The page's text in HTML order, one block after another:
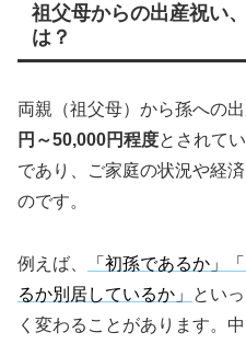
祖父母からの出産祝い
は？
両親（祖父母）から孫への
円～50,000円程度とされて
であり、ご家庭の状況や経
のです。
例えば、
「初孫であるか」
るか別居しているか」
とい
く変わることがあります。